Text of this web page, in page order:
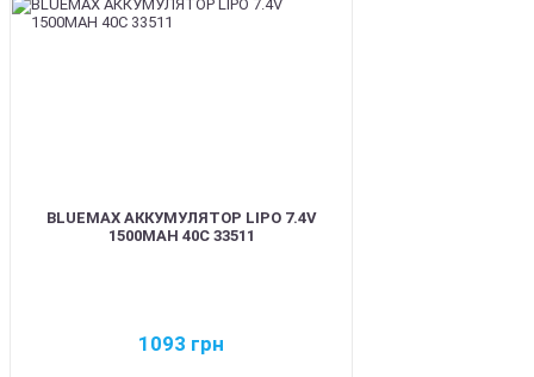
BLUEMAX АККУМУЛЯТОР LIPO 7.4V
1500MAH 40C 33511
1093 грн